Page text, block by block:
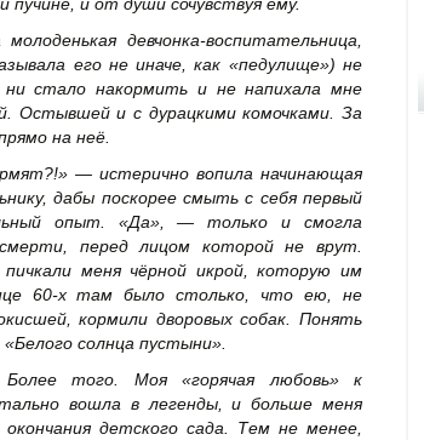
молоденькая девчонка-воспитательница,
его не иначе, как «педулище») не
стало накормить и не напихала мне
Остывшей и с дурацкими комочками. За
на неё.
— истерично вопила начинающая
дабы поскорее смыть с себя первый
опыт. «Да», — только и смогла
перед лицом которой не врут.
меня чёрной икрой, которую им
60-х там было столько, что ею, не
кормили дворовых собак. Понять
солнца пустыни».
того. Моя «горячая любовь» к
вошла в легенды, и больше меня
детского сада. Тем не менее,